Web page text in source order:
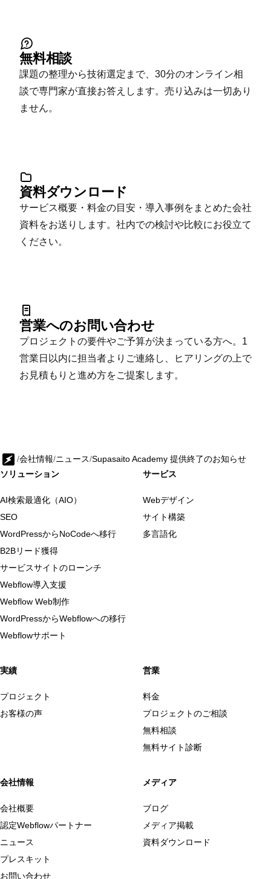
無料相談
課題の整理から技術選定まで、30分のオンライン相
談で専門家が直接お答えします。売り込みは一切あり
ません。
資料ダウンロード
サービス概要・料金の目安・導入事例をまとめた会社
資料をお送りします。社内での検討や比較にお役立て
ください。
営業へのお問い合わせ
プロジェクトの要件やご予算が決まっている方へ。1
営業日以内に担当者よりご連絡し、ヒアリングの上で
お見積もりと進め方をご提案します。
/会社情報/ニュース/Supasaito Academy 提供終了のお知らせ
ソリューション
AI検索最適化（AIO）
SEO
WordPressからNoCodeへ移行
B2Bリード獲得
サービスサイトのローンチ
Webflow導入支援
Webflow Web制作
WordPressからWebflowへの移行
Webflowサポート
サービス
Webデザイン
サイト構築
多言語化
実績
プロジェクト
お客様の声
営業
料金
プロジェクトのご相談
無料相談
無料サイト診断
会社情報
会社概要
認定Webflowパートナー
ニュース
プレスキット
お問い合わせ
メディア
ブログ
メディア掲載
資料ダウンロード